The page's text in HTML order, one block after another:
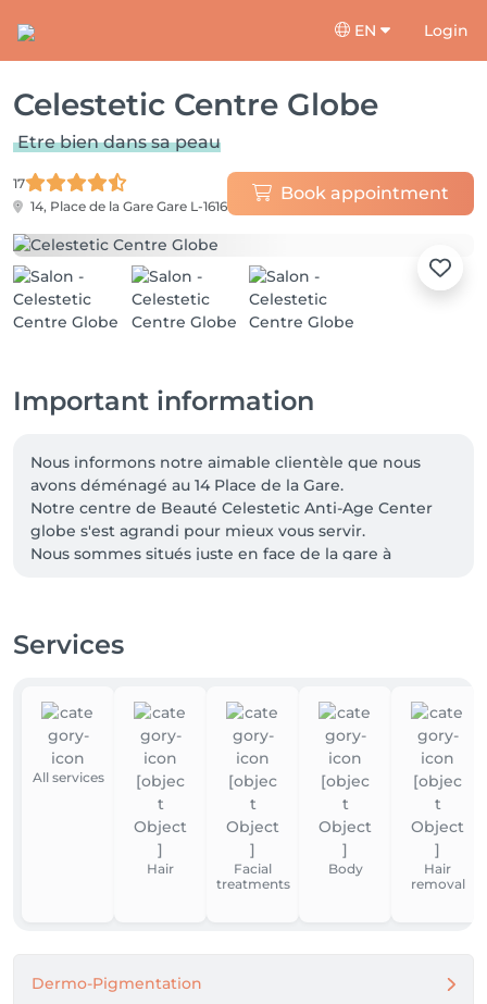
EN Login
Celestetic Centre Globe
Etre bien dans sa peau
17
14, Place de la Gare Gare L-1616
Book appointment
Important information
Nous informons notre aimable clientèle que nous
avons déménagé au 14 Place de la Gare.
Notre centre de Beauté Celestetic Anti-Age Center
globe s'est agrandi pour mieux vous servir.
Nous sommes situés juste en face de la gare à
799
Soyez les bienvenus
A bientôt
Beatrice
Services
All services
Hair
Facial
treatments
Body
Hair
removal
Dermo-Pigmentation